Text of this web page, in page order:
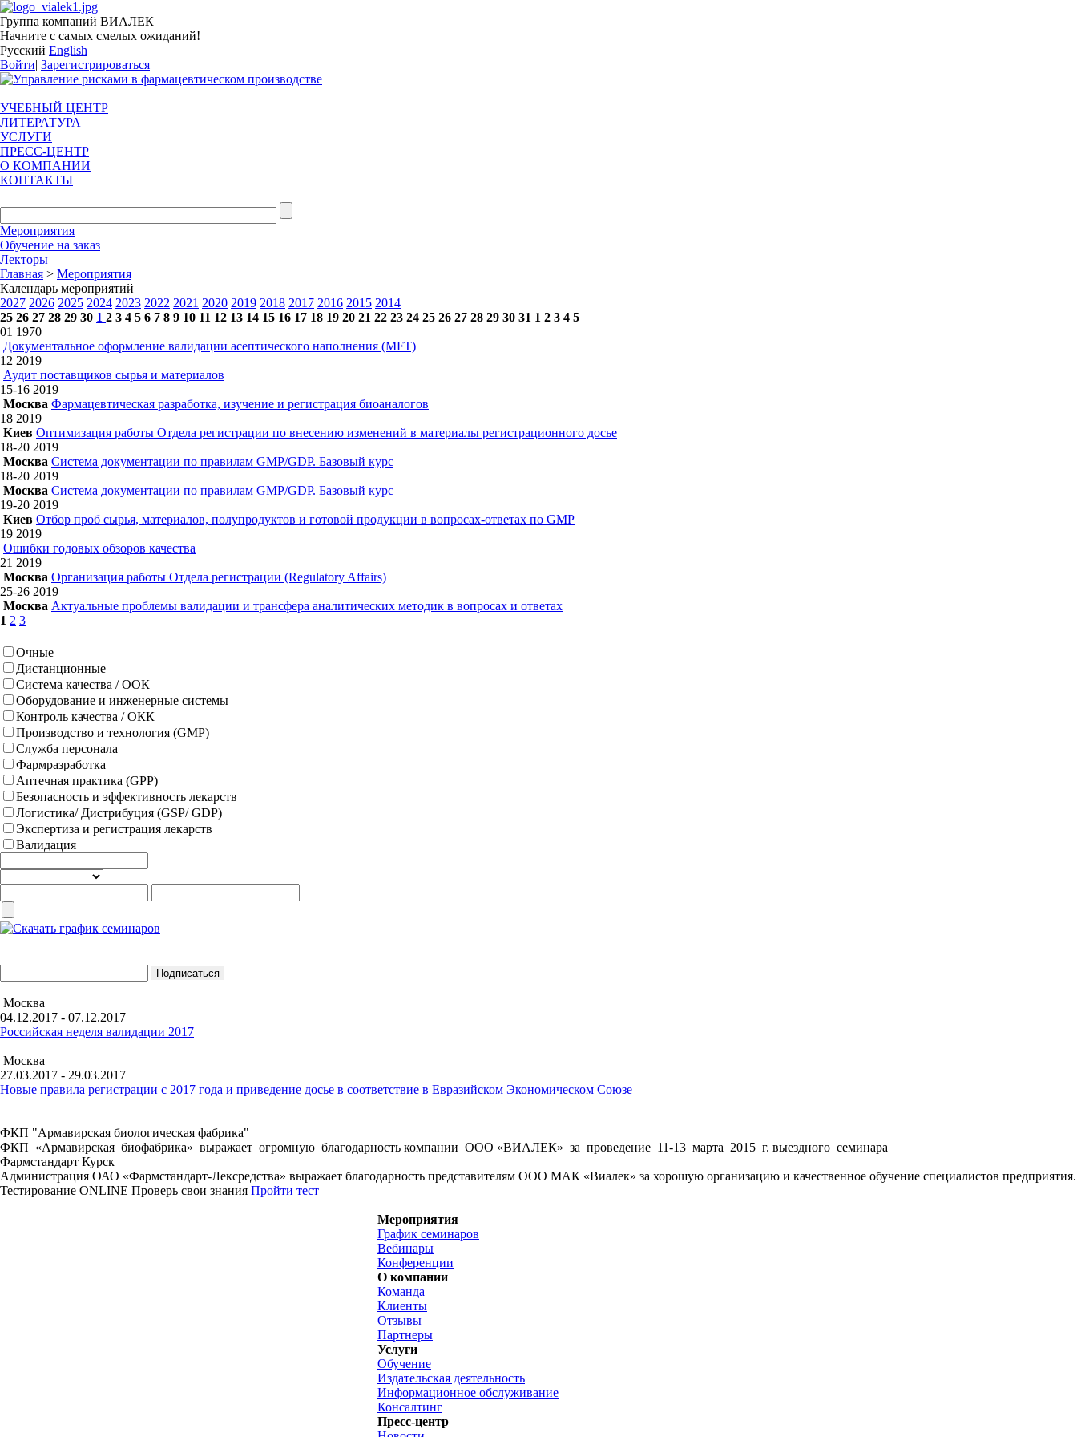
Группа компаний ВИАЛЕК
Начните с самых смелых ожиданий!
Русский English
Войти| Зарегистрироваться
УЧЕБНЫЙ ЦЕНТР
ЛИТЕРАТУРА
УСЛУГИ
ПРЕСС-ЦЕНТР
О КОМПАНИИ
КОНТАКТЫ
Мероприятия
Обучение на заказ
Лекторы
Главная > Мероприятия
Календарь мероприятий
2027 2026 2025 2024 2023 2022 2021 2020 2019 2018 2017 2016 2015 2014
25 26 27 28 29 30 1 2 3 4 5 6 7 8 9 10 11 12 13 14 15 16 17 18 19 20 21 22 23 24 25 26 27 28 29 30 31 1 2 3 4 5
01 1970
Документальное оформление валидации асептического наполнения (MFT)
12 2019
Аудит поставщиков сырья и материалов
15-16 2019
Москва Фармацевтическая разработка, изучение и регистрация биоаналогов
18 2019
Киев Оптимизация работы Отдела регистрации по внесению изменений в материалы регистрационного досье
18-20 2019
Москва Система документации по правилам GMP/GDP. Базовый курс
18-20 2019
Москва Система документации по правилам GMP/GDP. Базовый курс
19-20 2019
Киев Отбор проб сырья, материалов, полупродуктов и готовой продукции в вопросах-ответах по GMP
19 2019
Ошибки годовых обзоров качества
21 2019
Москва Организация работы Отдела регистрации (Regulatory Affairs)
25-26 2019
Москва Актуальные проблемы валидации и трансфера аналитических методик в вопросах и ответах
1 2 3
Очные
Дистанционные
Система качества / ООК
Оборудование и инженерные системы
Контроль качества / ОКК
Производство и технология (GMP)
Служба персонала
Фармразработка
Аптечная практика (GPP)
Безопасность и эффективность лекарств
Логистика/ Дистрибуция (GSP/ GDP)
Экспертиза и регистрация лекарств
Валидация
Москва
04.12.2017 - 07.12.2017
Российская неделя валидации 2017
Москва
27.03.2017 - 29.03.2017
Новые правила регистрации c 2017 года и приведение досье в соответствие в Евразийском Экономическом Союзе
ФКП "Армавирская биологическая фабрика"
ФКП «Армавирская биофабрика» выражает огромную благодарность компании ООО «ВИАЛЕК» за проведение 11-13 марта 2015 г. выездного семинара
Фармстандарт Курск
Администрация ОАО «Фармстандарт-Лексредства» выражает благодарность представителям ООО МАК «Виалек» за хорошую организацию и качественное обучение специалистов предприятия.
Тестирование ONLINE Проверь свои знания Пройти тест
Мероприятия
График семинаров
Вебинары
Конференции
О компании
Команда
Клиенты
Отзывы
Партнеры
Услуги
Обучение
Издательская деятельность
Информационное обслуживание
Консалтинг
Пресс-центр